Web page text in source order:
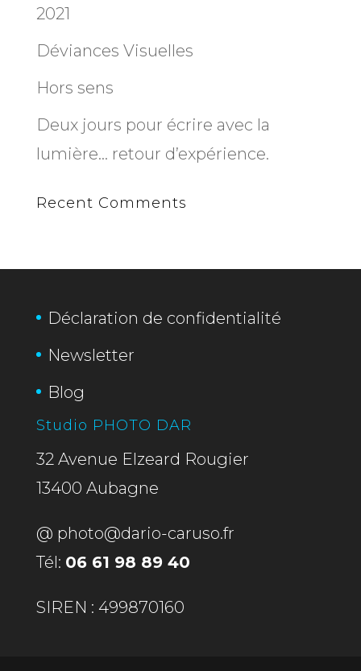
2021
Déviances Visuelles
Hors sens
Deux jours pour écrire avec la
lumière… retour d’expérience.
Recent Comments
Déclaration de confidentialité
Newsletter
Blog
Studio PHOTO DAR
32 Avenue Elzeard Rougier
13400 Aubagne
@ photo@dario-caruso.fr
Tél: 06 61 98 89 40
SIREN : 499870160